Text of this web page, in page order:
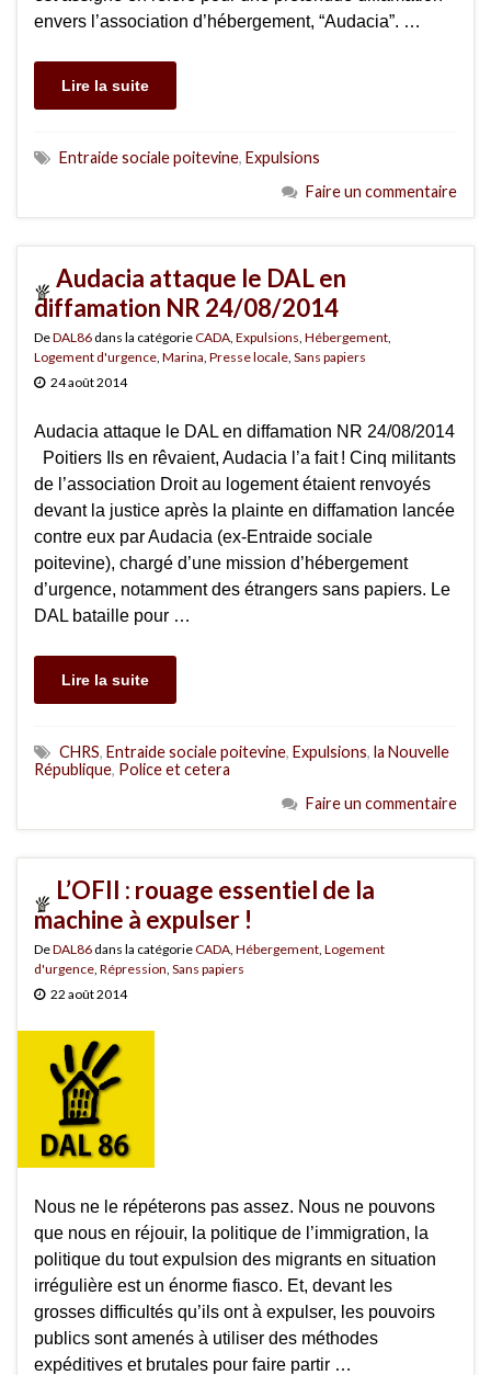
envers l’association d’hébergement, “Audacia”. …
Lire la suite
Entraide sociale poitevine, Expulsions
Faire un commentaire
Audacia attaque le DAL en
diffamation NR 24/08/2014
DeDAL86 dans la catégorieCADA, Expulsions, Hébergement,
Logement d'urgence, Marina, Presse locale, Sans papiers
24 août 2014
Audacia attaque le DAL en diffamation NR 24/08/2014
Poitiers Ils en rêvaient, Audacia l’a fait ! Cinq militants
de l’association Droit au logement étaient renvoyés
devant la justice après la plainte en diffamation lancée
contre eux par Audacia (ex-Entraide sociale
poitevine), chargé d’une mission d’hébergement
d’urgence, notamment des étrangers sans papiers. Le
DAL bataille pour …
Lire la suite
CHRS, Entraide sociale poitevine, Expulsions, la Nouvelle
République, Police et cetera
Faire un commentaire
L’OFII : rouage essentiel de la
machine à expulser !
DeDAL86 dans la catégorieCADA, Hébergement, Logement
d'urgence, Répression, Sans papiers
22 août 2014
Nous ne le répéterons pas assez. Nous ne pouvons
que nous en réjouir, la politique de l’immigration, la
politique du tout expulsion des migrants en situation
irrégulière est un énorme fiasco. Et, devant les
grosses difficultés qu’ils ont à expulser, les pouvoirs
publics sont amenés à utiliser des méthodes
expéditives et brutales pour faire partir …